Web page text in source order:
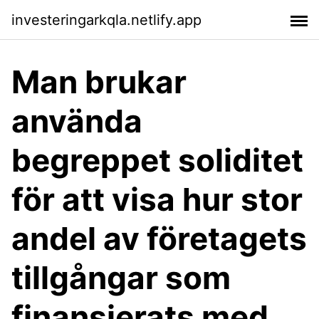
investeringarkqla.netlify.app
Man brukar
använda
begreppet soliditet
för att visa hur stor
andel av företagets
tillgångar som